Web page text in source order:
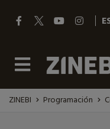
ZINEBI Programación